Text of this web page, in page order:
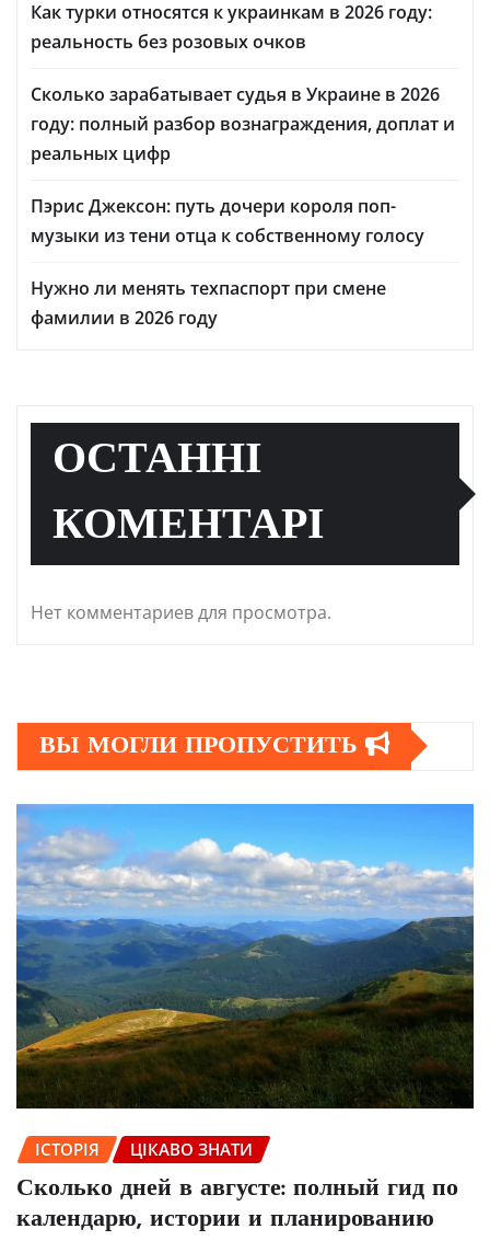
Как турки относятся к украинкам в 2026 году:
реальность без розовых очков
Сколько зарабатывает судья в Украине в 2026
году: полный разбор вознаграждения, доплат и
реальных цифр
Пэрис Джексон: путь дочери короля поп-
музыки из тени отца к собственному голосу
Нужно ли менять техпаспорт при смене
фамилии в 2026 году
ОСТАННІ
КОМЕНТАРІ
Нет комментариев для просмотра.
ВЫ МОГЛИ ПРОПУСТИТЬ
ІСТОРІЯ ЦІКАВО ЗНАТИ
Сколько дней в августе: полный гид по
календарю, истории и планированию